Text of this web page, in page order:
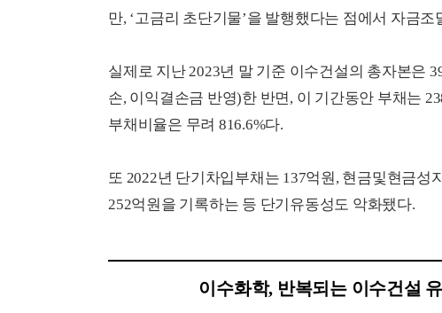
만, ‘고금리 초단기물’을 발행했다는 점에서 자금
실제로 지난 2023년 말 기준 이수건설의 총자본은
손, 이익결손금 반영)한 반면, 이 기간동안 부채는
부채비율은 무려 816.6%다.
또 2022년 단기차입부채는 137억원, 현금및현금성
252억원을 기록하는 등 단기유동성도 악화됐다.
이수화학, 반복되는 이수건설